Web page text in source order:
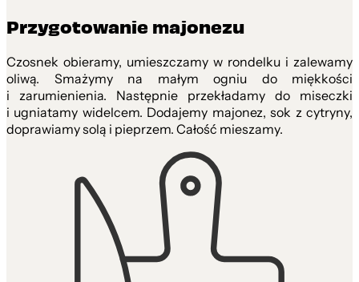
Przygotowanie majonezu
Czosnek obieramy, umieszczamy w rondelku i zalewamy
oliwą. Smażymy na małym ogniu do miękkości
i zarumienienia. Następnie przekładamy do miseczki
i ugniatamy widelcem. Dodajemy majonez, sok z cytryny,
doprawiamy solą i pieprzem. Całość mieszamy.